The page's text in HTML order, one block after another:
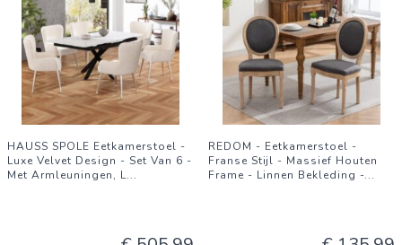
HAUSS SPOLE Eetkamerstoel -
Luxe Velvet Design - Set Van 6 -
Met Armleuningen, L...
REDOM - Eetkamerstoel -
Franse Stijl - Massief Houten
Frame - Linnen Bekleding -...